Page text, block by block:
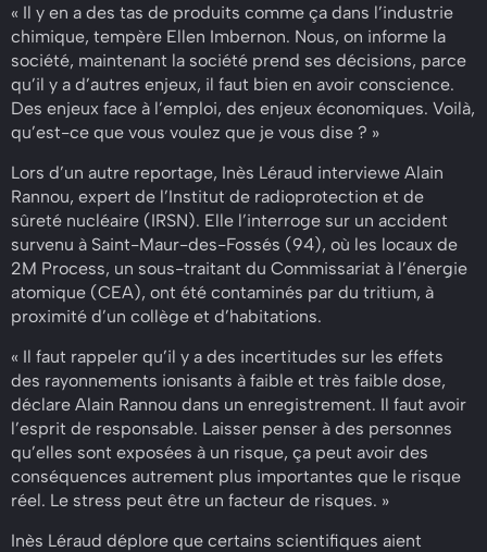
« Il y en a des tas de produits comme ça dans l’industrie
chimique, tempère Ellen Imbernon. Nous, on informe la
société, maintenant la société prend ses décisions, parce
qu’il y a d’autres enjeux, il faut bien en avoir conscience.
Des enjeux face à l’emploi, des enjeux économiques. Voilà,
qu’est-ce que vous voulez que je vous dise ? »
Lors d’un autre reportage, Inès Léraud interviewe Alain
Rannou, expert de l’Institut de radioprotection et de
sûreté nucléaire (IRSN). Elle l’interroge sur un accident
survenu à Saint-Maur-des-Fossés (94), où les locaux de
2M Process, un sous-traitant du Commissariat à l’énergie
atomique (CEA), ont été contaminés par du tritium, à
proximité d’un collège et d’habitations.
« Il faut rappeler qu’il y a des incertitudes sur les effets
des rayonnements ionisants à faible et très faible dose,
déclare Alain Rannou dans un enregistrement. Il faut avoir
l’esprit de responsable. Laisser penser à des personnes
qu’elles sont exposées à un risque, ça peut avoir des
conséquences autrement plus importantes que le risque
réel. Le stress peut être un facteur de risques. »
Inès Léraud déplore que certains scientifiques aient